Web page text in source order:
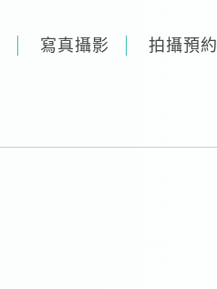
寫真攝影 拍攝預約